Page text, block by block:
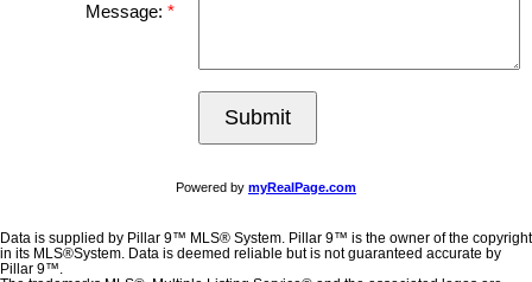
Message:
Submit
Powered by myRealPage.com
Data is supplied by Pillar 9™ MLS® System. Pillar 9™ is the owner of the copyright
in its MLS®System. Data is deemed reliable but is not guaranteed accurate by
Pillar 9™.